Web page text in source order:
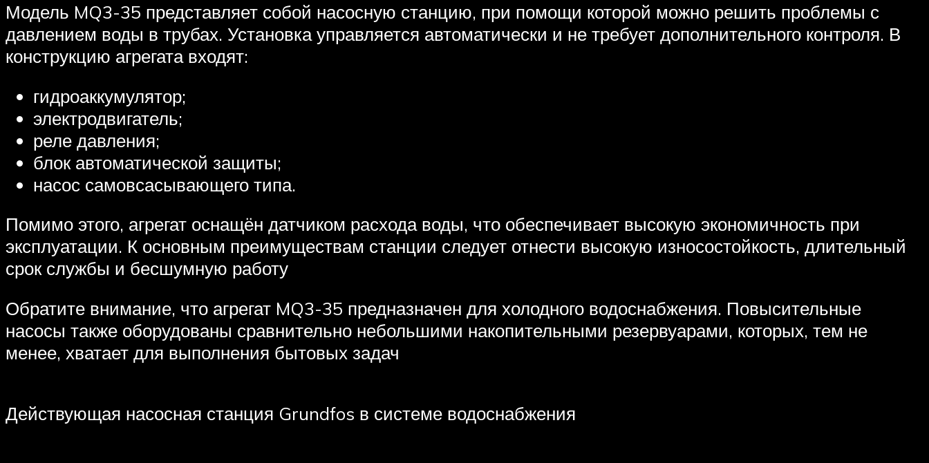
Модель MQ3-35 представляет собой насосную станцию, при помощи которой можно решить проблемы с
давлением воды в трубах. Установка управляется автоматически и не требует дополнительного контроля. В
конструкцию агрегата входят:
гидроаккумулятор;
электродвигатель;
реле давления;
блок автоматической защиты;
насос самовсасывающего типа.
Помимо этого, агрегат оснащён датчиком расхода воды, что обеспечивает высокую экономичность при
эксплуатации. К основным преимуществам станции следует отнести высокую износостойкость, длительный
срок службы и бесшумную работу
Обратите внимание, что агрегат MQ3-35 предназначен для холодного водоснабжения. Повысительные
насосы также оборудованы сравнительно небольшими накопительными резервуарами, которых, тем не
менее, хватает для выполнения бытовых задач
Действующая насосная станция Grundfos в системе водоснабжения